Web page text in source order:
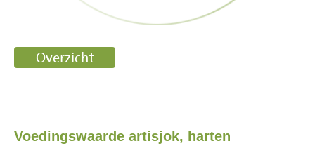
Voedingswaarde artisjok, harten